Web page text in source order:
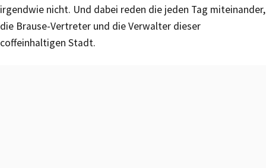
irgendwie nicht. Und dabei reden die jeden Tag miteinander,
die Brause-Vertreter und die Verwalter dieser
coffeinhaltigen Stadt.